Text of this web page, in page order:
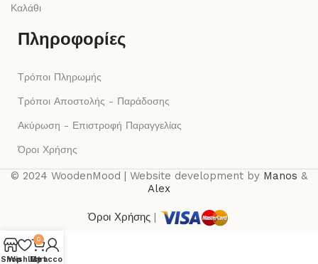
Καλάθι
Πληροφορίες
Τρόποι Πληρωμής
Τρόποι Αποστολής - Παράδοσης
Ακύρωση - Επιστροφή Παραγγελίας
Όροι Χρήσης
© 2024 WoodenMood | Website development by Manos &
Alex
Όροι Χρήσης|
Shop
Wishlist
0
Cart
My account